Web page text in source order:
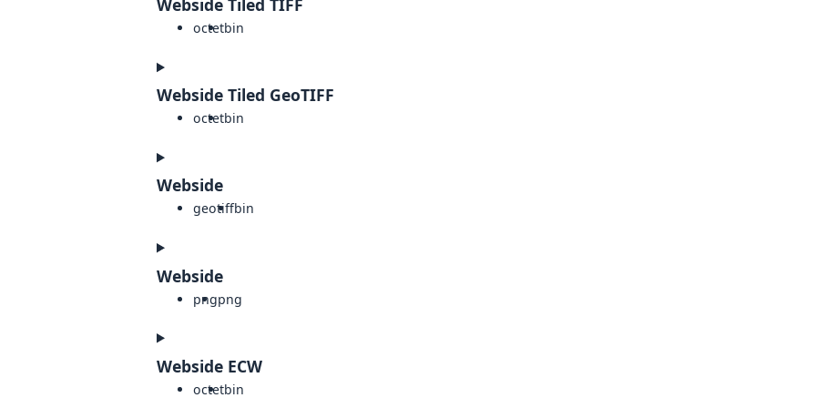
Webside Tiled TIFF
octetbin
Webside Tiled GeoTIFF
octetbin
Webside
geotiffbin
Webside
pngpng
Webside ECW
octetbin